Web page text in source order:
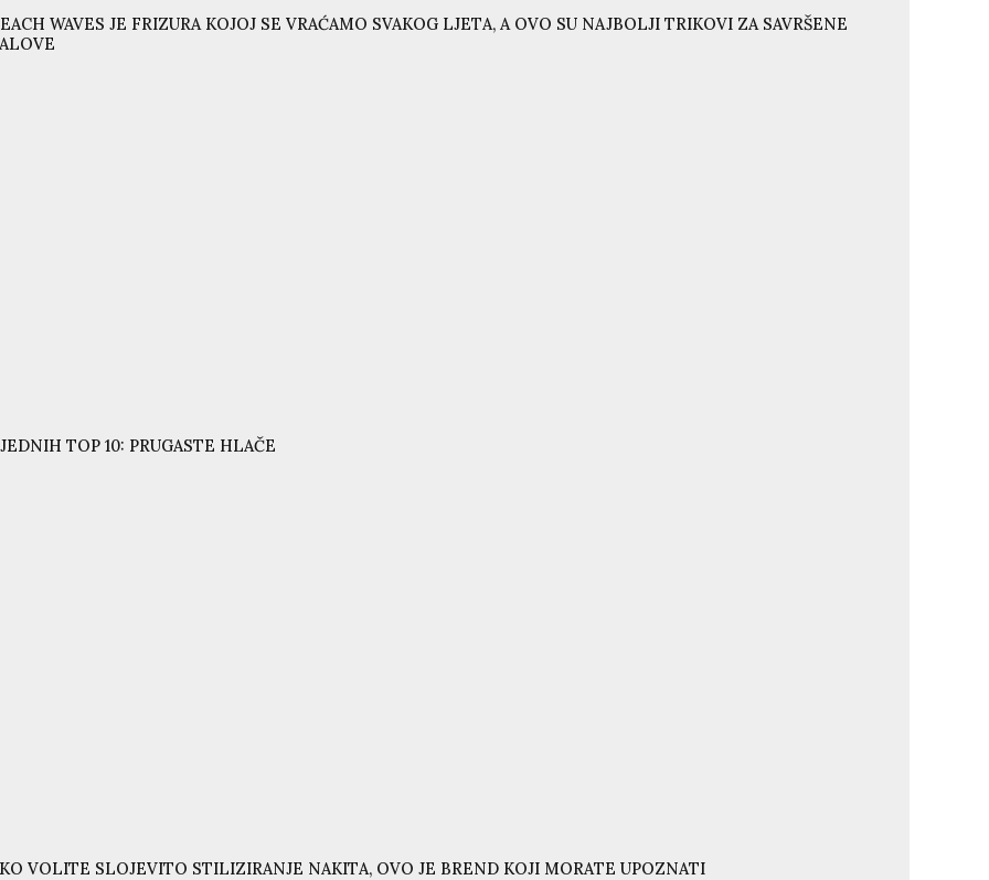
WAVES JE FRIZURA KOJOJ SE VRAĆAMO SVAKOG LJETA, A OVO SU NAJBOLJI TRIKOVI ZA SAVRŠENE
TOP 10: PRUGASTE HLAČE
VOLITE SLOJEVITO STILIZIRANJE NAKITA, OVO JE BREND KOJI MORATE UPOZNATI